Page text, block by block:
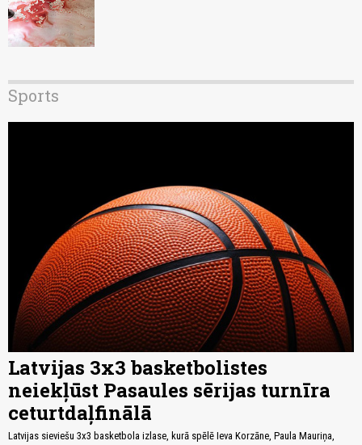
Sports
Latvijas 3x3 basketbolistes
neiekļūst Pasaules sērijas turnīra
ceturtdaļfinālā
Latvijas sieviešu 3x3 basketbola izlase, kurā spēlē Ieva Korzāne, Paula Mauriņa,